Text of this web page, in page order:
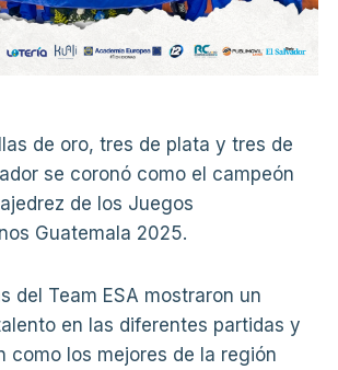
de oro, tres de plata y tres de
se coronó como el campeón
de los Juegos
Guatemala 2025.
del Team ESA mostraron un
en las diferentes partidas y
como los mejores de la región